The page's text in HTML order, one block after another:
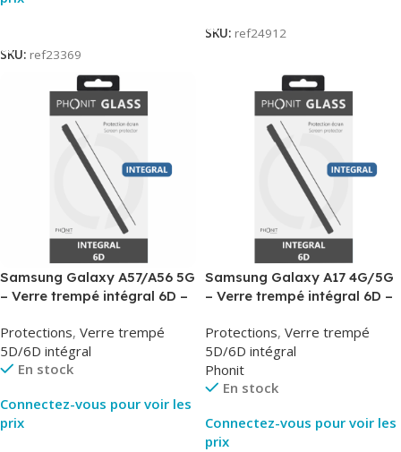
SKU: ref23369
SKU: ref24912
Samsung Galaxy A57/A56 5G
– Verre trempé intégral 6D –
Protections, Verre trempé
5D/6D intégral
En stock
Connectez-vous pour voir les
prix
Samsung Galaxy A17 4G/5G
– Verre trempé intégral 6D –
Protections, Verre trempé
5D/6D intégral
Phonit
En stock
Connectez-vous pour voir les
prix